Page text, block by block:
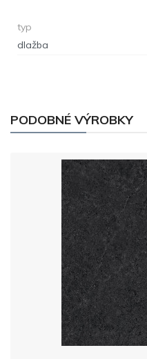
typ
dlažba
PODOBNÉ VÝROBKY